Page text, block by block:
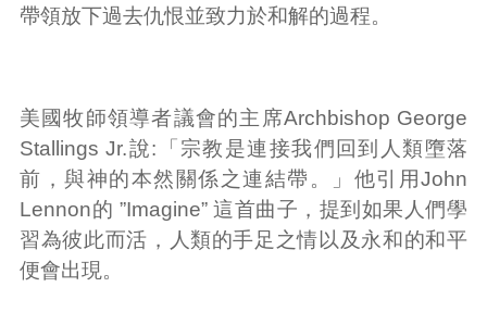
帶領放下過去仇恨並致力於和解的過程。
美國牧師領導者議會的主席Archbishop George
Stallings Jr.說:「宗教是連接我們回到人類墮落
前，與神的本然關係之連結帶。」他引用John
Lennon的 ”Imagine” 這首曲子，提到如果人們學
習為彼此而活，人類的手足之情以及永和的和平
便會出現。